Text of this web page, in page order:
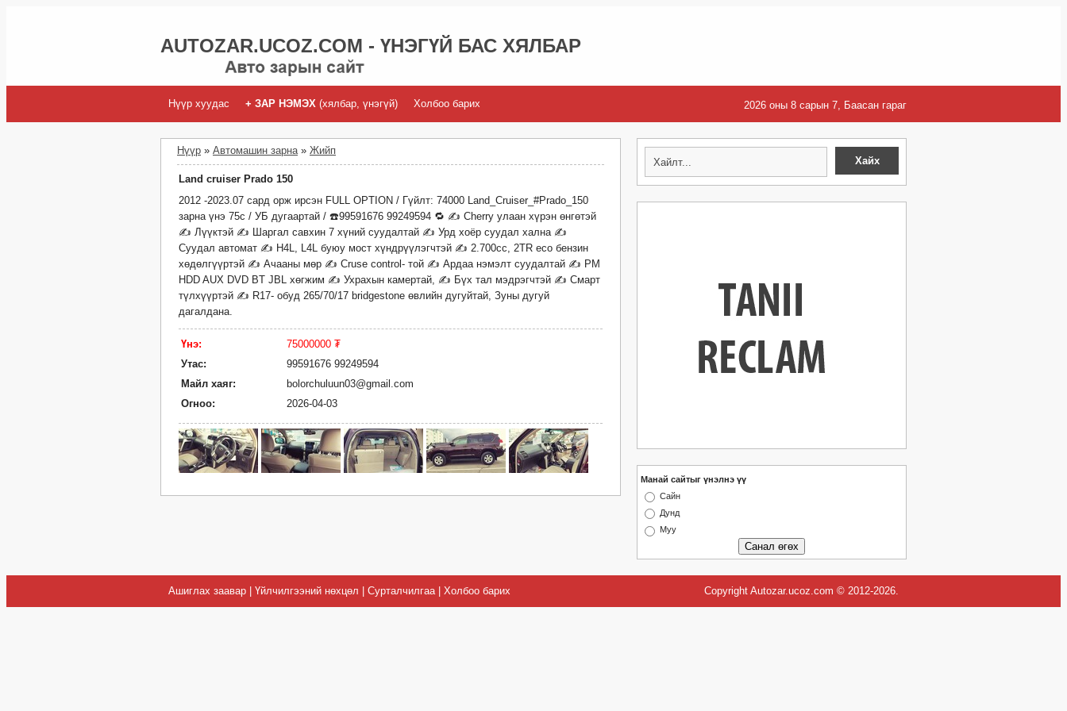
AUTOZAR.UCOZ.COM - ҮНЭГҮЙ БАС ХЯЛБАР
Нүүр хуудас + ЗАР НЭМЭХ (хялбар, үнэгүй) Холбоо барих 2026 оны 8 сарын 7, Баасан гараг
Нүүр » Автомашин зарна» Жийп
Land cruiser Prado 150
2012 -2023.07 сард орж ирсэн FULL OPTION / Гүйлт: 74000 Land_Cruiser_#Prado_150
зарна үнэ 75с / УБ дугаартай / ☎️99591676 99249594 🔁 ✍ Cherry улаан хүрэн өнгөтэй
✍ Лүүктэй ✍ Шаргал савхин 7 хүний суудалтай ✍ Урд хоёр суудал хална ✍
Суудал автомат ✍ H4L, L4L буюу мост хүндрүүлэгчтэй ✍ 2.700cc, 2TR eco бензин
хөдөлгүүртэй ✍️ Ачааны мөр ✍️ Cruse control- той ✍️ Ардаа нэмэлт суудалтай ✍️ PM
HDD AUX DVD BT JBL хөгжим ✍️ Ухрахын камертай, ✍️ Бүх тал мэдрэгчтэй ✍️ Cмарт
түлхүүртэй ✍ R17- обуд 265/70/17 bridgestone өвлийн дугуйтай, Зуны дугуй
дагалдана.
Үнэ:
75000000 ₮
Утас:
99591676 99249594
Майл хаяг:
bolorchuluun03@gmail.com
Огноо:
2026-04-03
Манай сайтыг үнэлнэ үү
Сайн
Дунд
Муу
Ашиглах заавар | Үйлчилгээний нөхцөл | Сурталчилгаа | Холбоо барих Copyright Autozar.ucoz.com © 2012-2026